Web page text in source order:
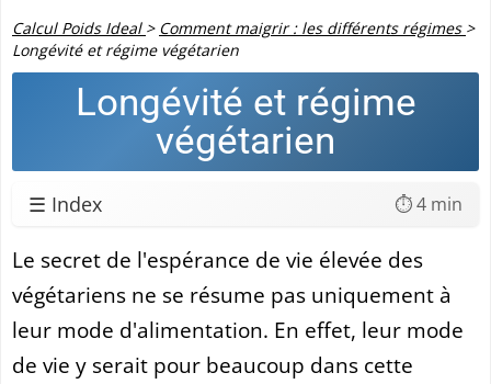
Calcul Poids Ideal > Comment maigrir : les différents régimes >
Longévité et régime végétarien
Longévité et régime
végétarien
☰ Index ⏱️ 4 min
Le secret de l'espérance de vie élevée des
végétariens ne se résume pas uniquement à
leur mode d'alimentation. En effet, leur mode
de vie y serait pour beaucoup dans cette